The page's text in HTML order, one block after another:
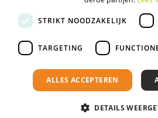
2026 © Intro Personeel
Certificeringen
Algemene voorwaarden
Privacyverklaring
Florys Groep
STRIKT NOODZAKELIJK
TARGETING
ALLES ACCEPTEREN
DETAILS